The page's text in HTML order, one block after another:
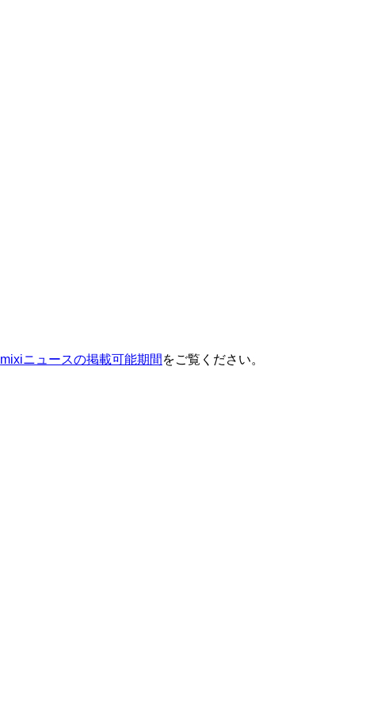
mixiニュースの掲載可能期間 をご覧ください。